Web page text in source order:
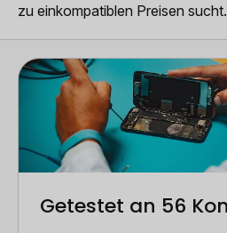
zu einkompatiblen Preisen sucht.
Getestet an 56